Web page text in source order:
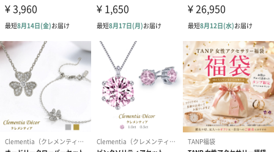
ダンボール装飾（ひま
わり）（720円）
ダンボール装飾（チュ
ーリップ）（720円）
ダンボール装
イトピンク×
ト）（580円）
お渡し用の紙袋です。
商品に合わせたサイズをお届けします。